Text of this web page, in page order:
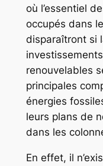
où l’essentiel
occupés dans
disparaîtront si
renouvelables
principales
énergies
leurs plans de
dans les
En effet, il